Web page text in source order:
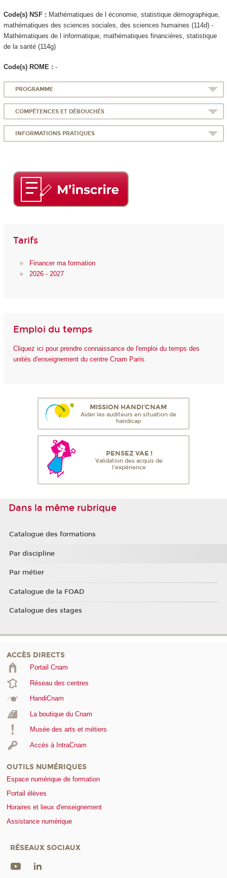
Code(s) NSF : Mathématiques de l économie, statistique démographique,
mathématiques des sciences sociales, des sciences humaines (114d) -
Mathématiques de l informatique, mathématiques financières, statistique
de la santé (114g)
Code(s) ROME : -
PROGRAMME
COMPÉTENCES ET DÉBOUCHÉS
INFORMATIONS PRATIQUES
Tarifs
Financer ma formation
2026 - 2027
Emploi du temps
Cliquez ici pour prendre connaissance de l'emploi du temps des
unités d'enseignement du centre Cnam Paris.
MISSION HANDI'CNAM
Aider les auditeurs en situation de
handicap
PENSEZ VAE !
Validation des acquis de
l'expérience
Dans la même rubrique
Catalogue des formations
Par discipline
Par métier
Catalogue de la FOAD
Catalogue des stages
ACCÈS DIRECTS
Portail Cnam
Réseau des centres
HandiCnam
La boutique du Cnam
Musée des arts et métiers
Accès à IntraCnam
OUTILS NUMÉRIQUES
Espace numérique de formation
Portail élèves
Horaires et lieux d'enseignement
Assistance numérique
RÉSEAUX SOCIAUX